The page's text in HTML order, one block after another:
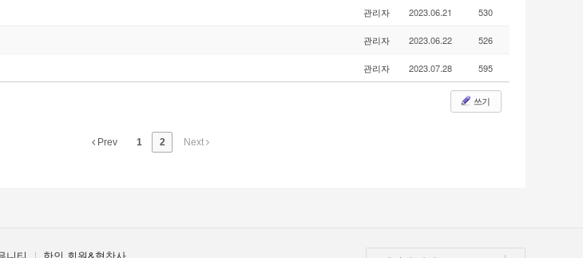
관리자 2023.06.21 530
관리자 2023.06.22 526
관리자 2023.07.28 595
쓰기
Prev 1 2 Next